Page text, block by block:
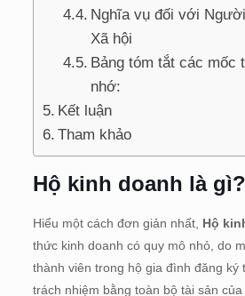
Nghĩa vụ đối với
Xã hội
Bảng tóm tắt các mốc
nhớ:
Kết luận
Tham khảo
Hộ kinh doanh là gì?
Hiểu một cách đơn giản nhất, Hộ
thức kinh doanh có quy mô nhỏ, do
thành viên trong hộ gia đình đăng ký
trách nhiệm bằng toàn bộ tài sản